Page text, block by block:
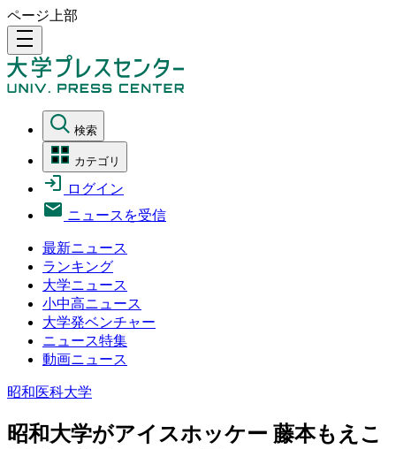
ページ上部
density_medium
検索
カテゴリ
ログイン
ニュースを受信
最新ニュース
ランキング
大学ニュース
小中高ニュース
大学発ベンチャー
ニュース特集
動画ニュース
昭和医科大学
昭和大学がアイスホッケー 藤本もえこ